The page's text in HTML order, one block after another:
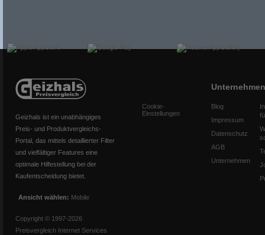
Geizhals ist ein unabhängiges
Preis- und Produktvergleichs-
Portal, das mittels detaillierter Filter
und vielfältiger Features eine
optimale Hilfestellung bei der
Kaufentscheidung bietet.
Ansicht wählen: Mobile
Copyright © 1997-2026
Preisvergleich Internet Services
Cookie-
Einstellungen
Unternehmen
Blog
Impressum
Datenschutz
AGB
Unternehmen